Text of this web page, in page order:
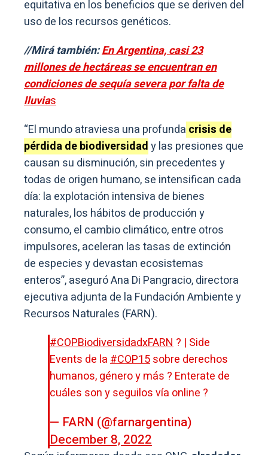
equitativa en los beneficios que se deriven del
uso de los recursos genéticos.
//Mirá también:En Argentina, casi 23
millones de hectáreas se encuentran en
condiciones de sequía severa por falta de
lluvias
“El mundo atraviesa una profunda crisis de
pérdida de biodiversidady las presiones que
causan su disminución, sin precedentes y
todas de origen humano, se intensifican cada
día: la explotación intensiva de bienes
naturales, los hábitos de producción y
consumo, el cambio climático, entre otros
impulsores, aceleran las tasas de extinción
de especies y devastan ecosistemas
enteros”, aseguró Ana Di Pangracio, directora
ejecutiva adjunta de la Fundación Ambiente y
Recursos Naturales (FARN).
#COPBiodiversidadxFARN? | Side
Events de la#COP15sobre derechos
humanos, género y más ? Enterate de
cuáles son y seguilos vía online ?
— FARN (@farnargentina)
December 8, 2022